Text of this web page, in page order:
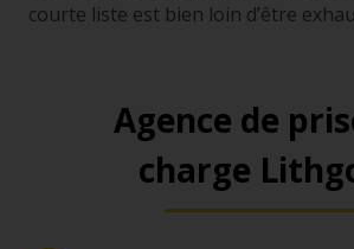
courte liste est bien loin d’être
Agence de
charge